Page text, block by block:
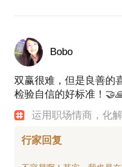
Bobo
双赢很难，但是良善的
检验自信的好标准！
运用职场情商，化
行家回复